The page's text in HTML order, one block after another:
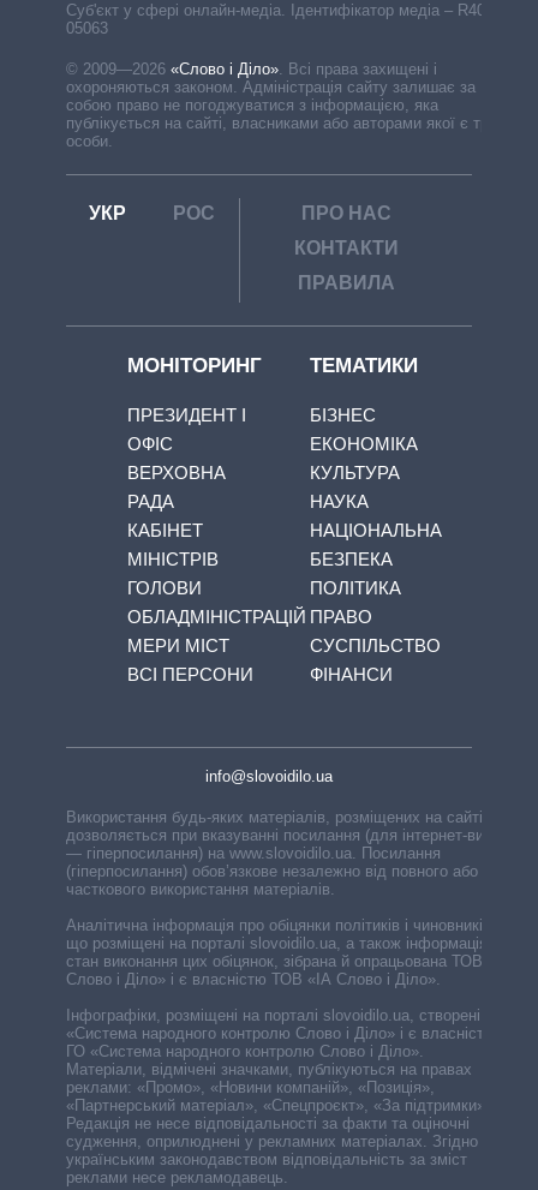
Cуб'єкт у сфері онлайн-медіа. Ідентифікатор медіа – R40-
05063
© 2009—2026 «Слово і Діло». Всі права захищені і
охороняються законом. Адміністрація сайту залишає за
собою право не погоджуватися з інформацією, яка
публікується на сайті, власниками або авторами якої є треті
особи.
УКР РОС
ПРО НАС
КОНТАКТИ
ПРАВИЛА
МОНІТОРИНГ
ПРЕЗИДЕНТ І
ОФІС
ВЕРХОВНА
РАДА
КАБІНЕТ
МІНІСТРІВ
ГОЛОВИ
ОБЛАДМІНІСТРАЦІЙ
МЕРИ МІСТ
ВСІ ПЕРСОНИ
ТЕМАТИКИ
БІЗНЕС
ЕКОНОМІКА
КУЛЬТУРА
НАУКА
НАЦІОНАЛЬНА
БЕЗПЕКА
ПОЛІТИКА
ПРАВО
СУСПІЛЬСТВО
ФІНАНСИ
info@slovoidilo.ua
Використання будь-яких матеріалів, розміщених на сайті,
дозволяється при вказуванні посилання (для інтернет-видань
— гіперпосилання) на www.slovoidilo.ua. Посилання
(гіперпосилання) обов’язкове незалежно від повного або
часткового використання матеріалів.
Аналітична інформація про обіцянки політиків і чиновників,
що розміщені на порталі slovoidilo.ua, а також інформація про
стан виконання цих обіцянок, зібрана й опрацьована ТОВ «ІА
Слово і Діло» і є власністю ТОВ «ІА Слово і Діло».
Інфографіки, розміщені на порталі slovoidilo.ua, створені ГО
«Система народного контролю Слово і Діло» і є власністю
ГО «Система народного контролю Слово і Діло».
Матеріали, відмічені значками, публікуються на правах
реклами: «Промо», «Новини компаній», «Позиція»,
«Партнерський матеріал», «Спецпроєкт», «За підтримки».
Редакція не несе відповідальності за факти та оціночні
судження, оприлюднені у рекламних матеріалах. Згідно з
українським законодавством відповідальність за зміст
реклами несе рекламодавець.